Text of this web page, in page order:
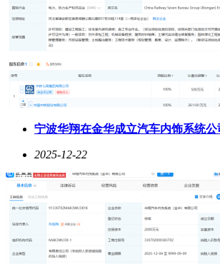
宁波华翔在金华成立汽车内饰系统公
2025-12-22